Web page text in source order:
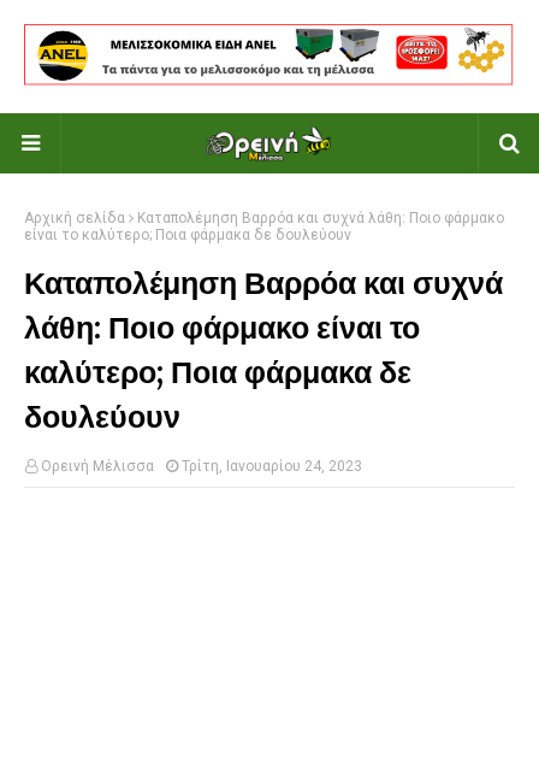
Αρχική σελίδα
Καταπολέμηση Βαρρόα και συχνά λάθη: Ποιο φάρμακο
είναι το καλύτερο; Ποια φάρμακα δε δουλεύουν
Καταπολέμηση Βαρρόα και συχνά
λάθη: Ποιο φάρμακο είναι το
καλύτερο; Ποια φάρμακα δε
δουλεύουν
Ορεινή Μέλισσα Τρίτη, Ιανουαρίου 24, 2023